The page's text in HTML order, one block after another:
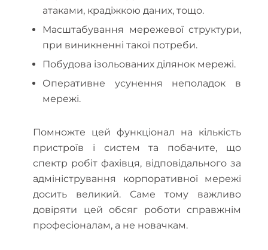
атаками, крадіжкою даних, тощо.
Масштабування мережевої структури,
при виникненні такої потреби.
Побудова ізольованих ділянок мережі.
Оперативне усунення неполадок в
мережі.
Помножте цей функціонал на кількість
пристроїв і систем та побачите, що
спектр робіт фахівця, відповідального за
адміністрування корпоративної мережі
досить великий. Саме тому важливо
довіряти цей обсяг роботи справжнім
професіоналам, а не новачкам.